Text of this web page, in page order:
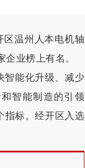
区温州人本电机轴
业榜上有名。
智能化升级、减少
智能制造的引领
指标。经开区入选